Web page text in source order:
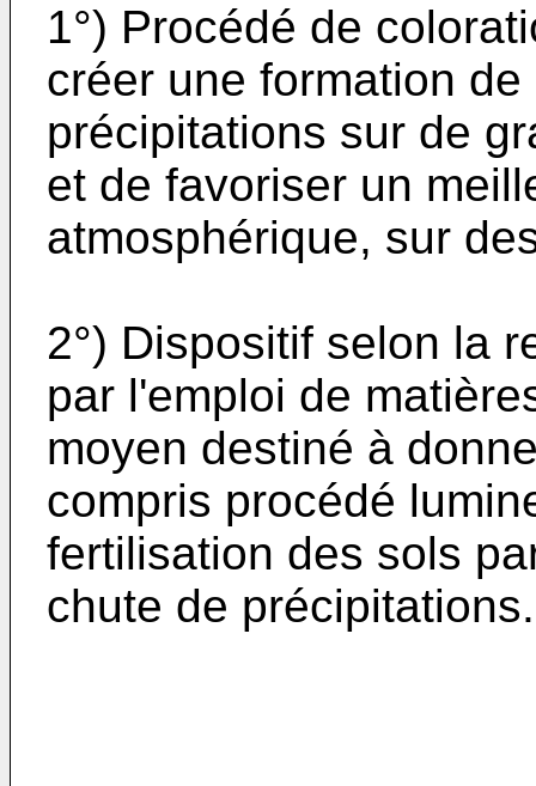
1°) Procédé de
créer une formation
précipitations sur de
et de favoriser un
atmosphérique, sur
2°) Dispositif selon la
par l'emploi de
moyen destiné à
compris procédé
fertilisation des sols
chute de précipitations.